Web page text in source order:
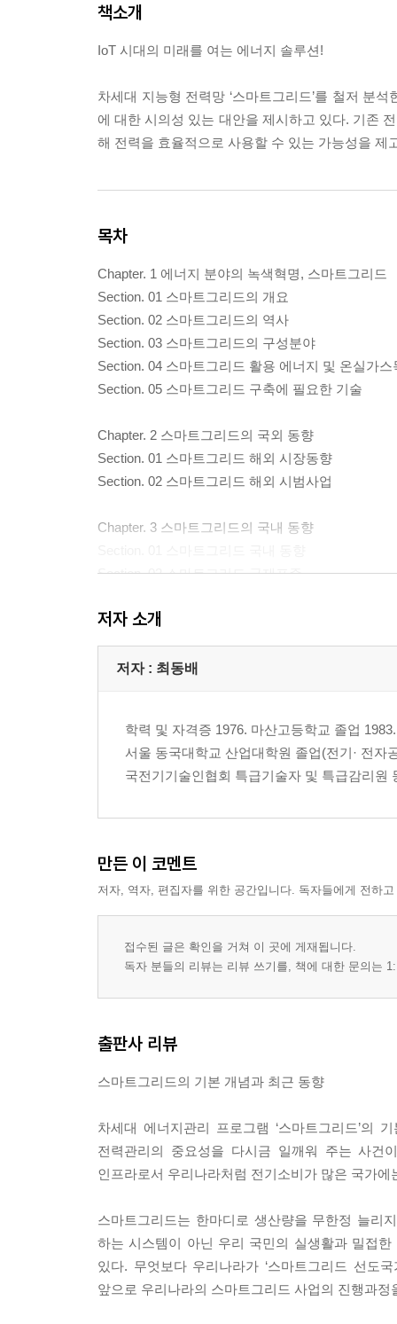
책소개
IoT 시대의 미래를 여는 에너지 솔루션!
차세대 지능형 전력망 ‘스마트그리드’를 철저 분
에 대한 시의성 있는 대안을 제시하고 있다. 기존
해 전력을 효율적으로 사용할 수 있는 가능성을 제
목차
Chapter. 1 에너지 분야의 녹색혁명, 스마트그리드
Section. 01 스마트그리드의 개요
Section. 02 스마트그리드의 역사
Section. 03 스마트그리드의 구성분야
Section. 04 스마트그리드 활용 에너지 및 온실가스
Section. 05 스마트그리드 구축에 필요한 기술
Chapter. 2 스마트그리드의 국외 동향
Section. 01 스마트그리드 해외 시장동향
Section. 02 스마트그리드 해외 시범사업
Chapter. 3 스마트그리드의 국내 동향
Section. 02 스마트그리드 국제표준
Section. 04 지방자치단체 스마트그리드 전략 및
Chapter. 4 스마트산업의 인프라, 스마트파워그리드
Section. 03 EMS의 개발과제
Section. 04 지능형 송전망 감시?운영시스템
Section. 05 SAS(Substation Automation System)
Section. 09 기타 스마트파워그리드 장치
Chapter. 5 소비자가 주인인 스마트그리드
Section. 01 스마트플레이스의 개요
Section. 02 AMI의 국내?외 기술개발 동향
Section. 05 스마트 소비자(Smart Consumer) 분야
Section. 01 스마트 신재생(Smart Renewable)
Section. 02 스마트 신재생 국내?외 기술개발
Section. 03 스마트 신재생 국내?외 시장동향
Section. 05 세계적인 대전력 계통연계의 예
Section. 06 스마트그리드하의 계통연계 규정
Chapter. 7 컨버전스 IT가 미래비즈니스를 지배
저자 소개
저자 : 최동배
학력 및 자격증 1976. 마산고등학교 졸업
서울 동국대학교 산업대학원 졸업(전기· 전
국전기기술인협회 특급기술자 및 특급감리원
만든 이 코멘트
저자, 역자, 편집자를 위한 공간입니다. 독자들에게 전하
접수된 글은 확인을 거쳐 이 곳에 게재됩니다.
독자 분들의 리뷰는 리뷰 쓰기를, 책에 대한 문의는
출판사 리뷰
스마트그리드의 기본 개념과 최근 동향
차세대 에너지관리 프로그램 ‘스마트그리드’의
전력관리의 중요성을 다시금 일깨워 주는 사건
인프라로서 우리나라처럼 전기소비가 많은 국가
스마트그리드는 한마디로 생산량을 무한정 늘리
하는 시스템이 아닌 우리 국민의 실생활과 밀접
있다. 무엇보다 우리나라가 ‘스마트그리드 선도
앞으로 우리나라의 스마트그리드 사업의 진행과